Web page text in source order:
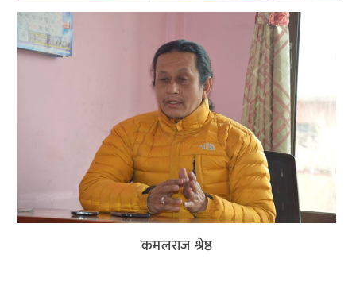
कमलराज श्रेष्ठ